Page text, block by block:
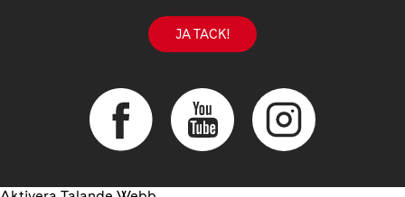
JA TACK!